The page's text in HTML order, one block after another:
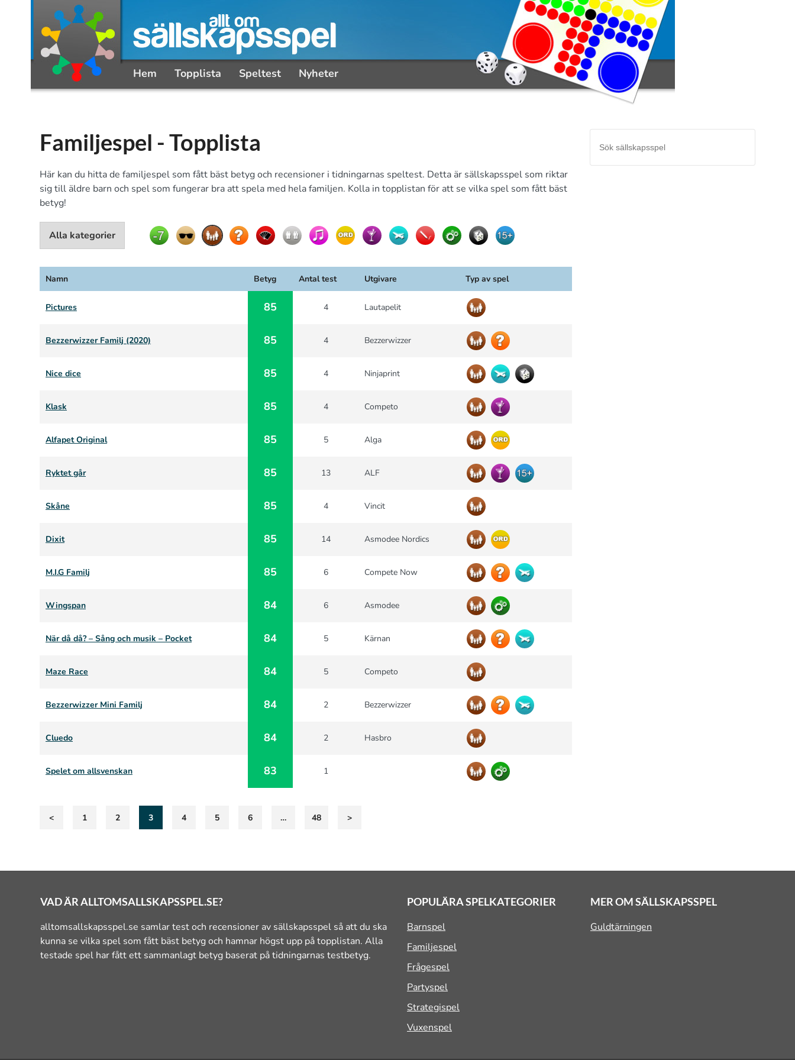
Hem Topplista Speltest Nyheter
Familjespel - Topplista
Här kan du hitta de familjespel som fått bäst betyg och recensioner i tidningarnas speltest. Detta är sällskapsspel som riktar
sig till äldre barn och spel som fungerar bra att spela med hela familjen. Kolla in topplistan för att se vilka spel som fått bäst
betyg!
Alla kategorier
Namn Betyg Antal test Utgivare Typ av spel
Pictures 85 4 Lautapelit
Bezzerwizzer Familj (2020) 85 4 Bezzerwizzer
Nice dice 85 4 Ninjaprint
Klask 85 4 Competo
Alfapet Original 85 5 Alga
Ryktet går 85 13 ALF
Skåne 85 4 Vincit
Dixit 85 14 Asmodee Nordics
M.I.G Familj 85 6 Compete Now
Wingspan 84 6 Asmodee
När då då? – Sång och musik – Pocket 84 5 Kärnan
Maze Race 84 5 Competo
Bezzerwizzer Mini Familj 84 2 Bezzerwizzer
Cluedo 84 2 Hasbro
Spelet om allsvenskan 83 1
< 1 2 3 4 5 6 … 48 >
VAD ÄR ALLTOMSALLSKAPSSPEL.SE?
alltomsallskapsspel.se samlar test och recensioner av sällskapsspel så att du ska
kunna se vilka spel som fått bäst betyg och hamnar högst upp på topplistan. Alla
testade spel har fått ett sammanlagt betyg baserat på tidningarnas testbetyg.
POPULÄRA SPELKATEGORIER
Barnspel
Familjespel
Frågespel
Partyspel
Strategispel
Vuxenspel
MER OM SÄLLSKAPSSPEL
Guldtärningen